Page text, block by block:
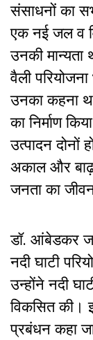
संसाधनों का
एक नई जल व
उनकी मान्यता
वैली
उनका कहना
का निर्माण
उत्पादन
अकाल और
जनता का
डॉ. आंबेडकर
नदी घाटी
उन्होंने नदी
विकसित की।
प्रबंधन कहा